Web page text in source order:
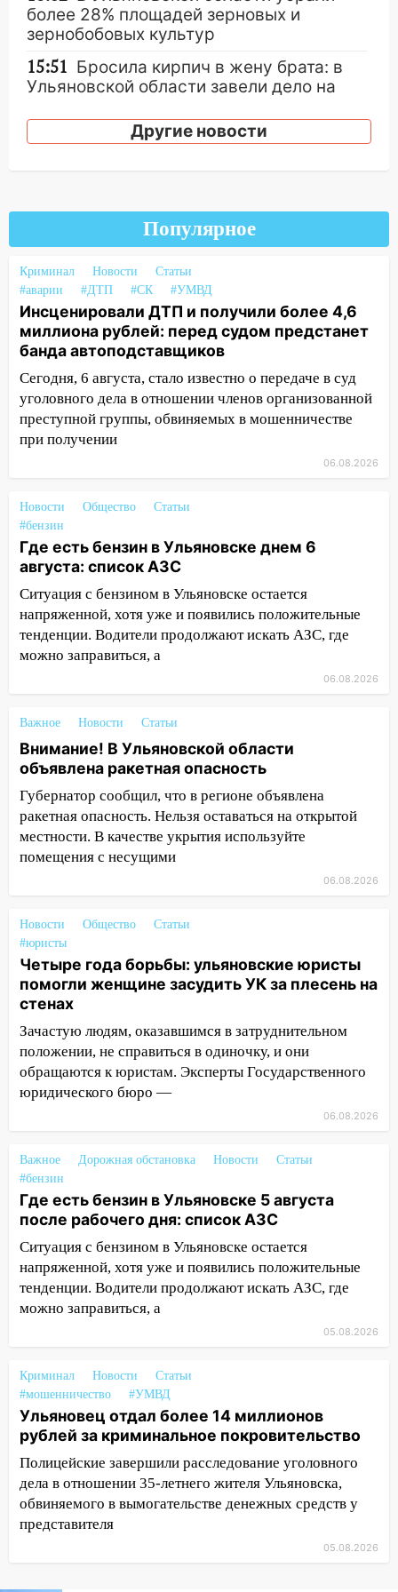
более 28% площадей зерновых и
зернобобовых культур
15:51 Бросила кирпич в жену брата: в
Ульяновской области завели дело на
15:47 На улице Радищева сбили
новый кавалер женщины оказался
рецидивистом
14:26
В Ульяновске ограничат движение
по улице Ефремова
14:23 67% ульяновцев готовы
передумать увольняться, если им
повысят зарплату
14:01 Инсценировали ДТП и получили
более 4,6 миллиона рублей: перед
судом предстанет банда
автоподставщиков
13:00
В суде защитили репутацию
мужчины, которого необоснованно
обвиняли в жестоком обращении с
животными
12:28 Миллион на «льготниках»: в
Ульяновской области перевозчик
провернул хитрую схему с чужими
проездными
120 тысяч долга
11:49 Снят режим «Ракетная
опасность» на территории Ульяновской
области
11:30 Кабмин РФ разрешил до 1 июля
2027 года импорт, выпуск и обращение
бензина Евро 2, Евро 3, Евро 4
10:27
днем 6 августа: список АЗС
10:16 Внимание! В Ульяновской области
объявлена ракетная опасность
10:00 В Старомайнском районе утонул
51-летний мужчина
09:50 В Ульяновске черный коршун
09:44
Ульяновские спасатели помогли
юному велосипедисту на улице
Чернышевского
08:21 В Заволжском районе украли два
велосипеда
07:18 В Ульяновск идет
тридцатиградусная жара: какая будет
погода в четверг
юристы помогли женщине засудить УК
за плесень на стенах
05:00 Кому 6 августа звезды сулят
прибыль, а кому — испытания на
прочность
05.08.2026
22:58 Соцсети: на проспекте Тюленева
ДТП с мотоциклистом
жительницу Ульяновской области
Другие новости
Популярное
Криминал Новости
Статьи
#аварии
#ДТП #СК #УМВД
Инсценировали ДТП и получили более 4,6
миллиона рублей: перед судом предстанет
банда автоподставщиков
Сегодня, 6 августа, стало известно о передаче в суд
уголовного дела в отношении членов организованной
преступной группы, обвиняемых в мошенничестве
при получении
06.08.2026
Новости Общество
Статьи
#бензин
Где есть бензин в Ульяновске днем 6
августа: список АЗС
Ситуация с бензином в Ульяновске остается
напряженной, хотя уже и появились положительные
тенденции. Водители продолжают искать АЗС, где
можно заправиться, а
06.08.2026
Важное Новости Статьи
Внимание! В Ульяновской области
объявлена ракетная опасность
Губернатор сообщил, что в регионе объявлена
ракетная опасность. Нельзя оставаться на открытой
местности. В качестве укрытия используйте
помещения с несущими
06.08.2026
Новости Общество
Статьи
#юристы
Четыре года борьбы: ульяновские юристы
помогли женщине засудить УК за плесень на
стенах
Зачастую людям, оказавшимся в затруднительном
положении, не справиться в одиночку, и они
обращаются к юристам. Эксперты Государственного
юридического бюро —
06.08.2026
Важное Дорожная обстановка Новости
Статьи
#бензин
Где есть бензин в Ульяновске 5 августа
после рабочего дня: список АЗС
Ситуация с бензином в Ульяновске остается
напряженной, хотя уже и появились положительные
тенденции. Водители продолжают искать АЗС, где
можно заправиться, а
05.08.2026
Криминал Новости
Статьи
#мошенничество
#УМВД
Ульяновец отдал более 14 миллионов
рублей за криминальное покровительство
Полицейские завершили расследование уголовного
дела в отношении 35-летнего жителя Ульяновска,
обвиняемого в вымогательстве денежных средств у
представителя
05.08.2026